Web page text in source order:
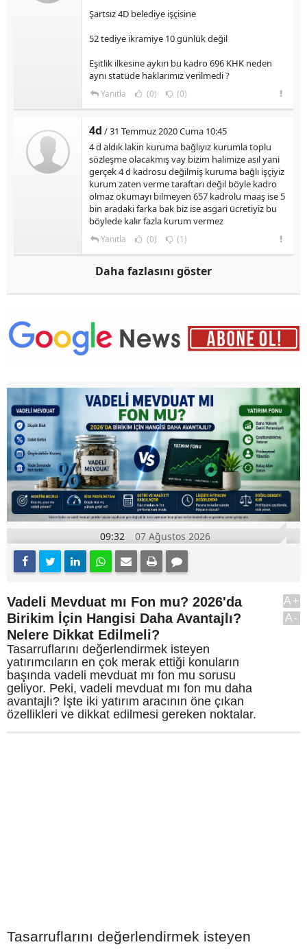
Şartsız 4D belediye işçisine
52 tediye ikramiye 10 günlük değil
Eşitlik ilkesine aykırı bu kadro 696 KHK neden
aynı statüde haklarımız verilmedi ?
Yanıtla (0) (0)
4d / 31 Temmuz 2020 Cuma 10:45
4 d aldık lakin kuruma bağlıyız kurumla toplu
sözleşme olacakmış vay bizim halimize asıl yani
gerçek 4 d kadrosu değilmiş kuruma bağlı işçiyiz
kurum zaten verme taraftarı değil böyle kadro
olmaz okumayı bilmeyen 657 kadrolu maaş ise 5
bin aradaki farka bak biz ise asgari ücretiyiz bu
böylede kalır fazla kurum vermez
Yanıtla (0) (1)
Daha fazlasını göster
09:32 07 Ağustos 2026
Vadeli Mevduat mı Fon mu? 2026'da
Birikim İçin Hangisi Daha Avantajlı?
Nelere Dikkat Edilmeli?
Tasarruflarını değerlendirmek isteyen
yatırımcıların en çok merak ettiği konuların
başında vadeli mevduat mı fon mu sorusu
geliyor. Peki, vadeli mevduat mı fon mu daha
avantajlı? İşte iki yatırım aracının öne çıkan
özellikleri ve dikkat edilmesi gereken noktalar.
A+
A-
Tasarruflarını değerlendirmek isteyen